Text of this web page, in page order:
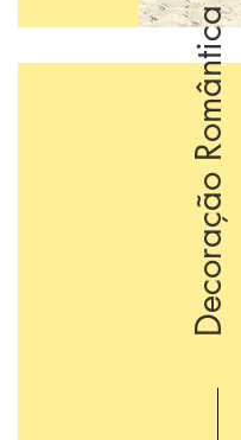
Decoração Romântica